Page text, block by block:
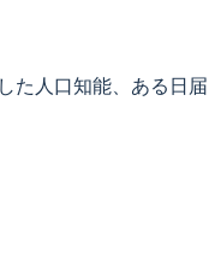
た人口知能、ある日届